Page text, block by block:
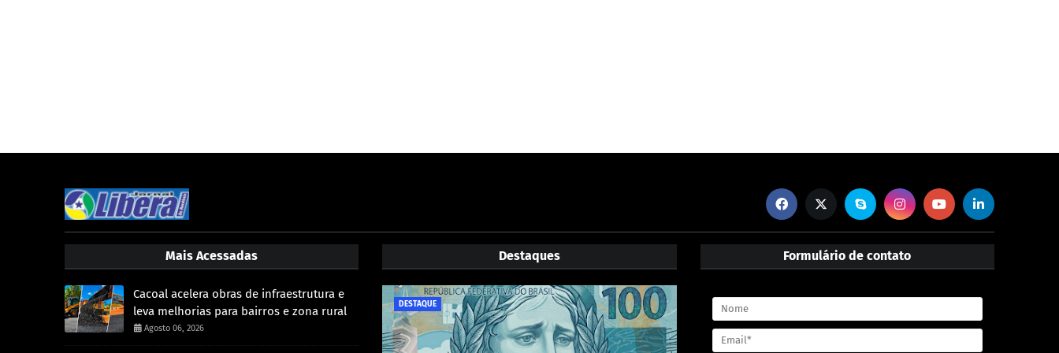
Mais Acessadas
Cacoal acelera obras de infraestrutura e
leva melhorias para bairros e zona rural
Agosto 06, 2026
Destaques
DESTAQUE
Formulário de contato